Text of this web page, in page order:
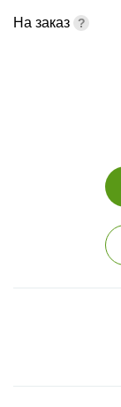
На заказ